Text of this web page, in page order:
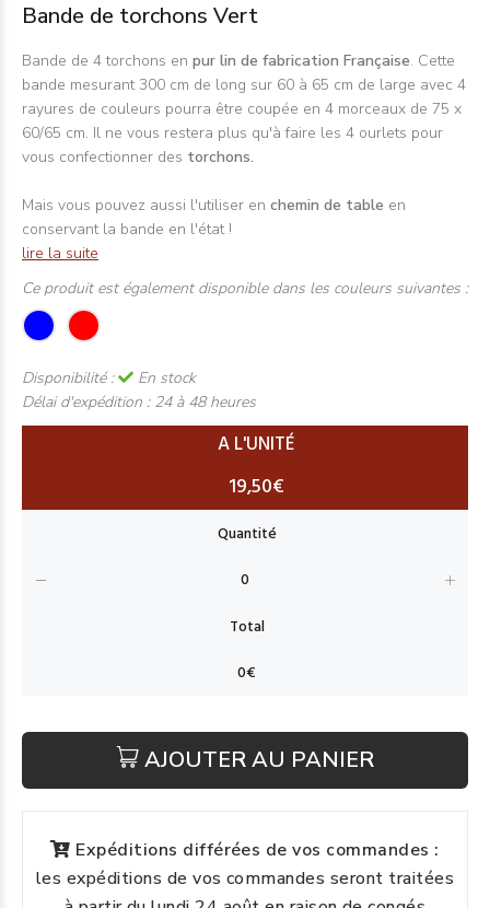
Bande de torchons Vert
Bande de 4 torchons en pur lin de fabrication Française. Cette
bande mesurant 300 cm de long sur 60 à 65 cm de large avec 4
rayures de couleurs pourra être coupée en 4 morceaux de 75 x
60/65 cm. Il ne vous restera plus qu'à faire les 4 ourlets pour
vous confectionner des torchons.
Mais vous pouvez aussi l'utiliser en chemin de table en
conservant la bande en l'état !
lire la suite
Ce produit est également disponible dans les couleurs suivantes :
Disponibilité :
En stock
Délai d'expédition : 24 à 48 heures
A L'UNITÉ
19,50€
AJOUTER AU PANIER
Expéditions différées de vos commandes :
les expéditions de vos commandes seront traitées